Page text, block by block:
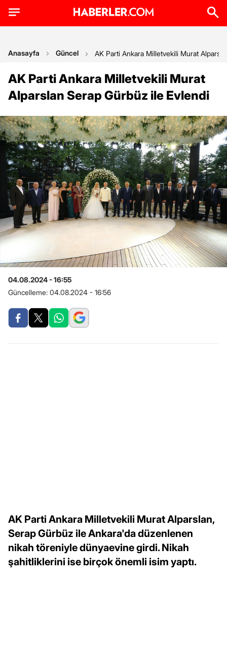
Anasayfa Güncel AK Parti Ankara Milletvekili Murat
AK Parti Ankara Milletvekili Murat
Alparslan Serap Gürbüz ile Evlendi
04.08.2024 - 16:55
Güncelleme: 04.08.2024 - 16:56
AK Parti Ankara Milletvekili Murat Alparslan,
Serap Gürbüz ile Ankara'da düzenlenen
nikah töreniyle dünyaevine girdi. Nikah
şahitliklerini ise birçok önemli isim yaptı.